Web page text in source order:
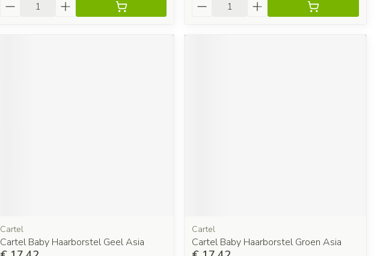
Cartel
Cartel Baby Haarborstel Geel Asia
Cartel
Cartel Baby Haarborstel Groen Asia